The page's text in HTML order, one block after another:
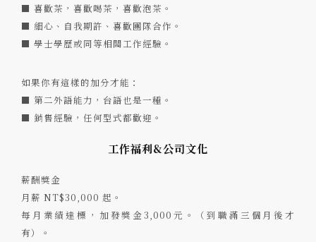
■ 喜歡茶，喜歡喝茶，喜歡泡茶。
■ 細心、自我期許、喜歡團隊合作。
■ 學士學歷或同等相關工作經驗。
如果你有這樣的加分才能：
■ 第二外語能力，台語也是一種。
■ 銷售經驗，任何型式都歡迎。
工作福利&公司文化
薪酬獎金
月薪 NT$30,000 起。
每月業績達標，加發獎金3,000元。（到職滿三個月後才
有）。